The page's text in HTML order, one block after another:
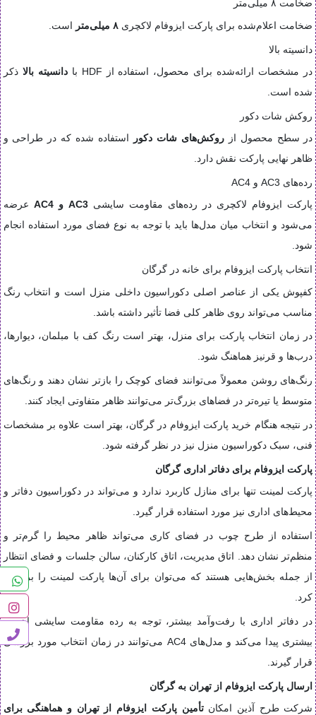
ضخامت ۸ میلی‌متر
ضخامت اعلام‌شده برای پارکت ایزوفام لاکچری ۸ میلی‌متر است.
دانسیته بالا
در مشخصات ارائه‌شده برای محصول، استفاده از HDF با
دانسیته بالا ذکر
شده است.
روکش شات دکور
در سطح محصول ازروکش‌های شات دکور
استفاده شده که در طراحی و
ظاهر نهایی پارکت نقش دارد.
رده‌های AC3 و AC4
پارکت ایزوفام لاکچری در رده‌های مقاومت سایشیAC3 و AC4
عرضه
می‌شود و انتخاب میان مدل‌ها باید با توجه به نوع فضای مورد استفاده انجام
شود.
انتخاب پارکت ایزوفام برای خانه در گرگان
کفپوش یکی از عناصر اصلی دکوراسیون داخلی منزل است و انتخاب رنگ
مناسب می‌تواند روی ظاهر کلی فضا تأثیر داشته باشد.
در زمان انتخاب پارکت برای منزل، بهتر است رنگ کف با مبلمان، دیوارها،
درب‌ها و قرنیز هماهنگ شود.
رنگ‌های روشن معمولاً می‌توانند فضای کوچک را بازتر نشان دهند و رنگ‌های
متوسط یا تیره‌تر در فضاهای بزرگ‌تر می‌توانند ظاهر متفاوتی ایجاد کنند.
در نتیجه هنگام خرید پارکت ایزوفام در گرگان، بهتر است علاوه بر مشخصات
فنی، سبک دکوراسیون منزل نیز در نظر گرفته شود.
پارکت ایزوفام برای دفاتر اداری گرگان
پارکت لمینت تنها برای منازل کاربرد ندارد و می‌تواند در دکوراسیون دفاتر و
محیط‌های اداری نیز مورد استفاده قرار گیرد.
استفاده از طرح چوب در فضای کاری می‌تواند ظاهر محیط را گرم‌تر و
منظم‌تر نشان دهد. اتاق مدیریت، اتاق کارکنان، سالن جلسات و فضای انتظار
از جمله بخش‌هایی هستند که می‌توان برای آن‌ها پارکت لمینت را بررسی
کرد.
در دفاتر اداری با رفت‌وآمد بیشتر، توجه به رده مقاومت سایشی اهمیت
بیشتری پیدا می‌کند و مدل‌های AC4 می‌توانند در زمان انتخاب مورد بررسی
قرار گیرند.
ارسال پارکت ایزوفام از تهران به گرگان
شرکت طرح آذین امکانتأمین پارکت ایزوفام از تهران و هماهنگی برای